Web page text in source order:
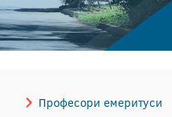
Професори емеритуси